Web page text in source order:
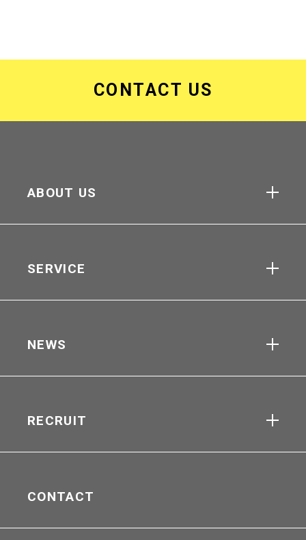
CONTACT US
ABOUT US
SERVICE
NEWS
RECRUIT
CONTACT